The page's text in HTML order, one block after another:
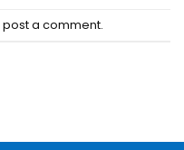
post a comment.